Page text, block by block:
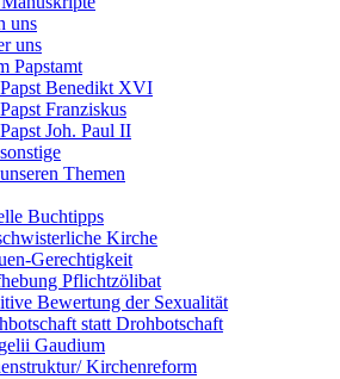
uns
uns
Papstamt
Benedikt XVI
Franziskus
Joh. Paul II
Themen
Buchtipps
Kirche
Gerechtigkeit
Pflichtzölibat
Bewertung der Sexualität
statt Drohbotschaft
Gaudium
Kirchenreform